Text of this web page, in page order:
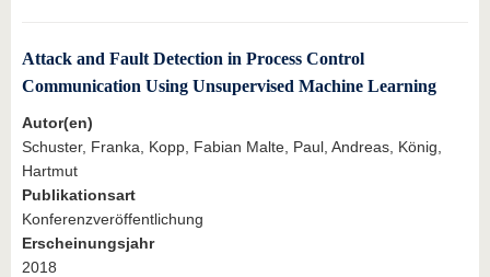
Attack and Fault Detection in Process Control
Communication Using Unsupervised Machine Learning
Autor(en)
Schuster, Franka, Kopp, Fabian Malte, Paul, Andreas, König,
Hartmut
Publikationsart
Konferenzveröffentlichung
Erscheinungsjahr
2018